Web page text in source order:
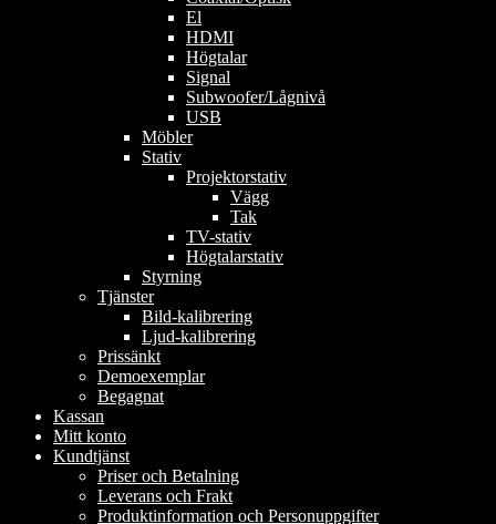
El
HDMI
Högtalar
Signal
Subwoofer/Lågnivå
USB
Möbler
Stativ
Projektorstativ
Vägg
Tak
TV-stativ
Högtalarstativ
Styrning
Tjänster
Bild-kalibrering
Ljud-kalibrering
Prissänkt
Demoexemplar
Begagnat
Kassan
Mitt konto
Kundtjänst
Priser och Betalning
Leverans och Frakt
Produktinformation och Personuppgifter